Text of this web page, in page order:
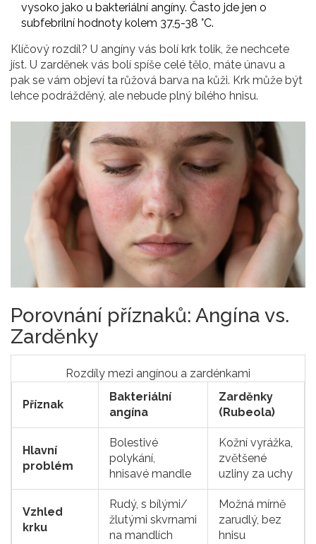
vysoko jako u bakteriální angíny. Často jde jen o
subfebrilní hodnoty kolem 37,5-38 °C.
Klíčový rozdíl? U angíny vás bolí krk tolik, že nechcete
jíst. U zarděnek vás bolí spíše celé tělo, máte únavu a
pak se vám objeví ta růžová barva na kůži. Krk může být
lehce podrážděný, ale nebude plný bílého hnisu.
Porovnání příznaků: Angína vs.
Zarděnky
Rozdíly mezi angínou a zardénkami
Příznak
Bakteriální
angína
Zarděnky
(Rubeola)
Hlavní
problém
Bolestivé
polykání,
hnisavé mandle
Kožní vyrážka,
zvětšené
uzliny za uchy
Vzhled
krku
Rudý, s bílými/
žlutými skvrnami
na mandlích
Možná mírně
zarudlý, bez
hnisu